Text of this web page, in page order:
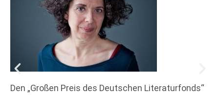
Den „Großen Preis des Deutschen Literaturfonds“